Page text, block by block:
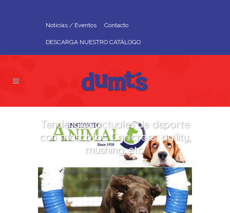
Noticias / Eventos Contacto
DESCARGA NUESTRO CATÁLOGO
Tendencias actuales de deporte
con mascotas: Canicross, agility,
mushing, etc.